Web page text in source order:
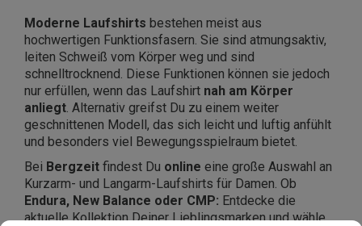
Moderne Laufshirts bestehen meist aus
hochwertigen Funktionsfasern. Sie sind atmungsaktiv,
leiten Schweiß vom Körper weg und sind
schnelltrocknend. Diese Funktionen können sie jedoch
nur erfüllen, wenn das Laufshirt nah am Körper
anliegt . Alternativ greifst Du zu einem weiter
geschnittenen Modell, das sich leicht und luftig anfühlt
und besonders viel Bewegungsspielraum bietet.
Bei Bergzeit findest Du online eine große Auswahl an
Kurzarm- und Langarm-Laufshirts für Damen. Ob
Endura, New Balance oder CMP: Entdecke die
aktuelle Kollektion Deiner Lieblingsmarken und wähle